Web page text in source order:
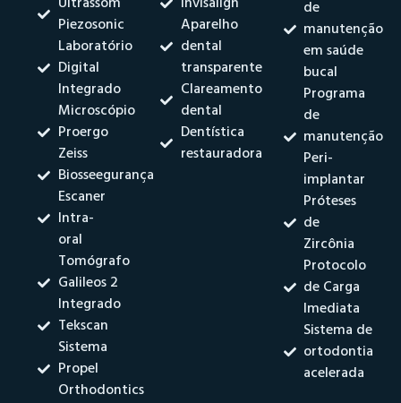
Piezosonic
Laboratório
Digital
Integrado
Microscópio
Proergo
Zeiss
Biosseegurança
Escaner
Intra-
oral
Tomógrafo
Galileos 2
Integrado
Tekscan
Sistema
Propel
Orthodontics
Aparelho
dental
transparente
Clareamento
dental
Dentística
restauradora
de
manutenção
em saúde
bucal
Programa
de
manutenção
Peri-
implantar
Próteses
de
Zircônia
Protocolo
de Carga
Imediata
Sistema de
ortodontia
acelerada